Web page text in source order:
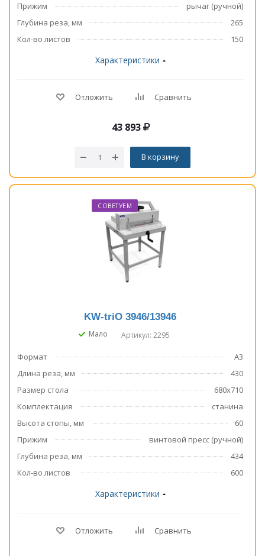
Прижим
рычаг (ручной)
Глубина реза, мм
265
Кол-во листов
150
Характеристики
Отложить Сравнить
43 893
В корзину
СОВЕТУЕМ
KW-triO 3946/13946
Мало Артикул: 2295
Формат
А3
Длина реза, мм
430
Размер стола
680х710
Комплектация
станина
Высота стопы, мм
60
Прижим
винтовой пресс (ручной)
Глубина реза, мм
434
Кол-во листов
600
Характеристики
Отложить Сравнить